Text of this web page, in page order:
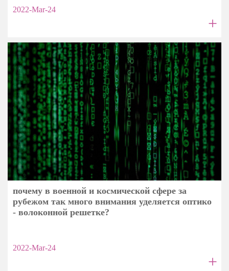
2022-Mar-24
+
почему в военной и космической сфере за
рубежом так много внимания уделяется оптико
- волоконной решетке?
2022-Mar-24
+